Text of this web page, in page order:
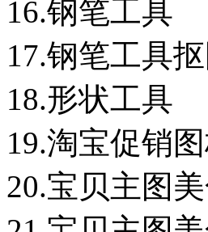
16.钢笔工具
17.钢笔工具
18.形状工具
19.淘宝促销
20.宝贝主图